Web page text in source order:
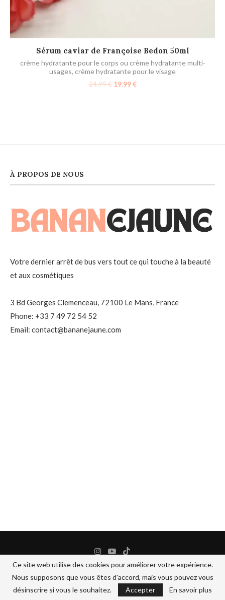
LIRE LA SUITE
Sérum caviar de Françoise Bedon 50ml
crème hydratante pour le corps ou crème hydratante multi-
usages, crème hydratante pour le visage
24.99€ 19.99€
À PROPOS DE NOUS
Votre dernier arrêt de bus vers tout ce qui touche à la beauté
et aux cosmétiques
3 Bd Georges Clemenceau, 72100 Le Mans, France
Phone: +33 7 49 72 54 52
Email: contact@bananejaune.com
@2024 - All Right Reserved. BANANEJAUNE COSMETIQUES
Ce site web utilise des cookies pour améliorer votre expérience.
Nous supposons que vous êtes d'accord, mais vous pouvez vous
désinscrire si vous le souhaitez.
Accepter En savoir plus